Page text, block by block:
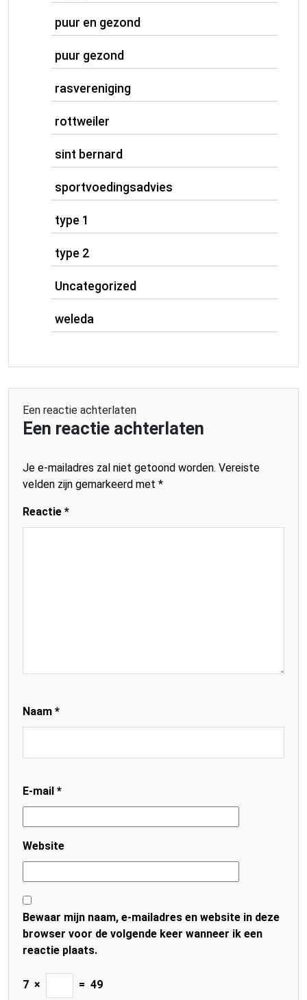
puur en gezond
puur gezond
rasvereniging
rottweiler
sint bernard
sportvoedingsadvies
type 1
type 2
Uncategorized
weleda
Een reactie achterlaten
Een reactie achterlaten
Je e-mailadres zal niet getoond worden. Vereiste
velden zijn gemarkeerd met *
Reactie *
Naam *
E-mail *
Website
Bewaar mijn naam, e-mailadres en website in deze
browser voor de volgende keer wanneer ik een
reactie plaats.
7 × = 49